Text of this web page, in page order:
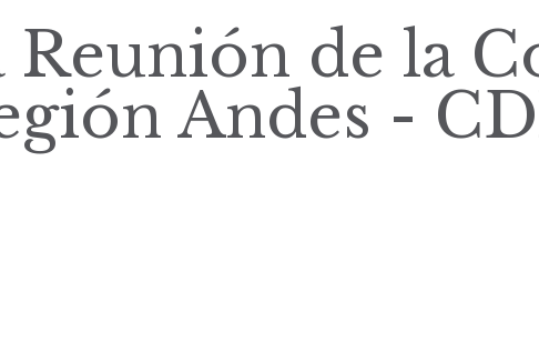
Reunión de la
Andes -